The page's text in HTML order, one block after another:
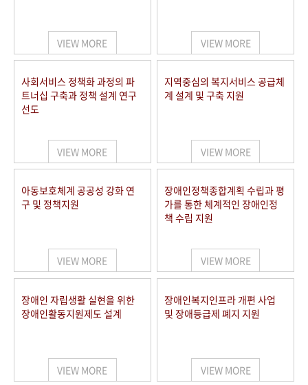
VIEW MORE VIEW MORE
사회서비스 정책화 과정의 파
트너십 구축과 정책 설계 연구
선도
VIEW MORE
지역중심의 복지서비스 공급체
계 설계 및 구축 지원
VIEW MORE
아동보호체계 공공성 강화 연
구 및 정책지원
VIEW MORE
장애인정책종합계획 수립과 평
가를 통한 체계적인 장애인정
책 수립 지원
VIEW MORE
장애인 자립생활 실현을 위한
장애인활동지원제도 설계
VIEW MORE
장애인복지인프라 개편 사업
및 장애등급제 폐지 지원
VIEW MORE